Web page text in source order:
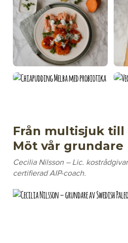
Från multisjuk till
Möt vår grundare
Cecilia Nilsson – Lic.
certifierad AIP-coach.